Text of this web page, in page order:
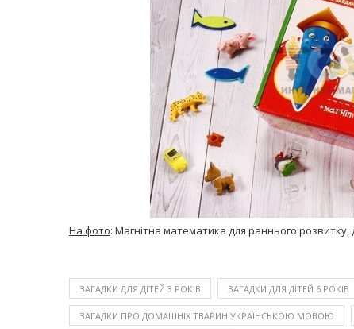
На фото: Магнітна математика для раннього розвитку,
ЗАГАДКИ ДЛЯ ДІТЕЙ 3 РОКІВ ЗАГАДКИ ДЛЯ ДІТЕЙ 6 РОКІВ
ЗАГАДКИ ПРО ДОМАШНІХ ТВАРИН УКРАЇНСЬКОЮ МОВОЮ